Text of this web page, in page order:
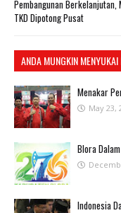
Pembangunan Berkelanjutan,
TKD Dipotong Pusat
ANDA MUNGKIN
Menakar
May 23,
Blora
Indonesia